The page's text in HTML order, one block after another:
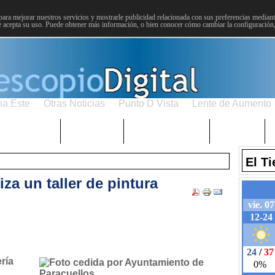
mejorar nuestros servicios y mostrarle publicidad relacionada con sus preferencias
su uso. Puede obtener más información, o bien conocer cómo cambiar la
Este Otras Noticias Punto D Vista Lente de Aumento
un taller de pintura
El